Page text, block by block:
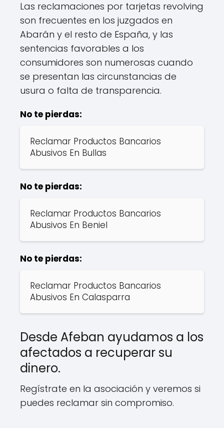
Las reclamaciones por tarjetas revolving
son frecuentes en los juzgados en
Abarán y el resto de España, y las
sentencias favorables a los
consumidores son numerosas cuando
se presentan las circunstancias de
usura o falta de transparencia.
No te pierdas:
Reclamar Productos Bancarios
Abusivos En Bullas
No te pierdas:
Reclamar Productos Bancarios
Abusivos En Beniel
No te pierdas:
Reclamar Productos Bancarios
Abusivos En Calasparra
Desde Afeban ayudamos a los
afectados a recuperar su
dinero.
Regístrate en la asociación y veremos si
puedes reclamar sin compromiso.